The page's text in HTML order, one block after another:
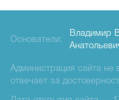
Основатели:
Владимир
Администрация сайта не
отвечает за